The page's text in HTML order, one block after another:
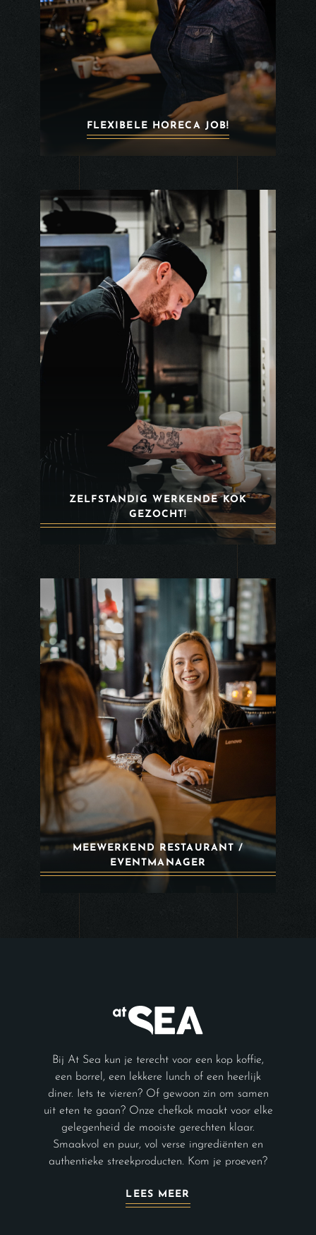
FLEXIBELE HORECA JOB!
ZELFSTANDIG WERKENDE KOK
GEZOCHT!
MEEWERKEND RESTAURANT /
EVENTMANAGER
Bij At Sea kun je terecht voor een kop koffie,
een borrel, een lekkere lunch of een heerlijk
diner. Iets te vieren? Of gewoon zin om samen
uit eten te gaan? Onze chefkok maakt voor elke
gelegenheid de mooiste gerechten klaar.
Smaakvol en puur, vol verse ingrediënten en
authentieke streekproducten. Kom je proeven?
LEES MEER